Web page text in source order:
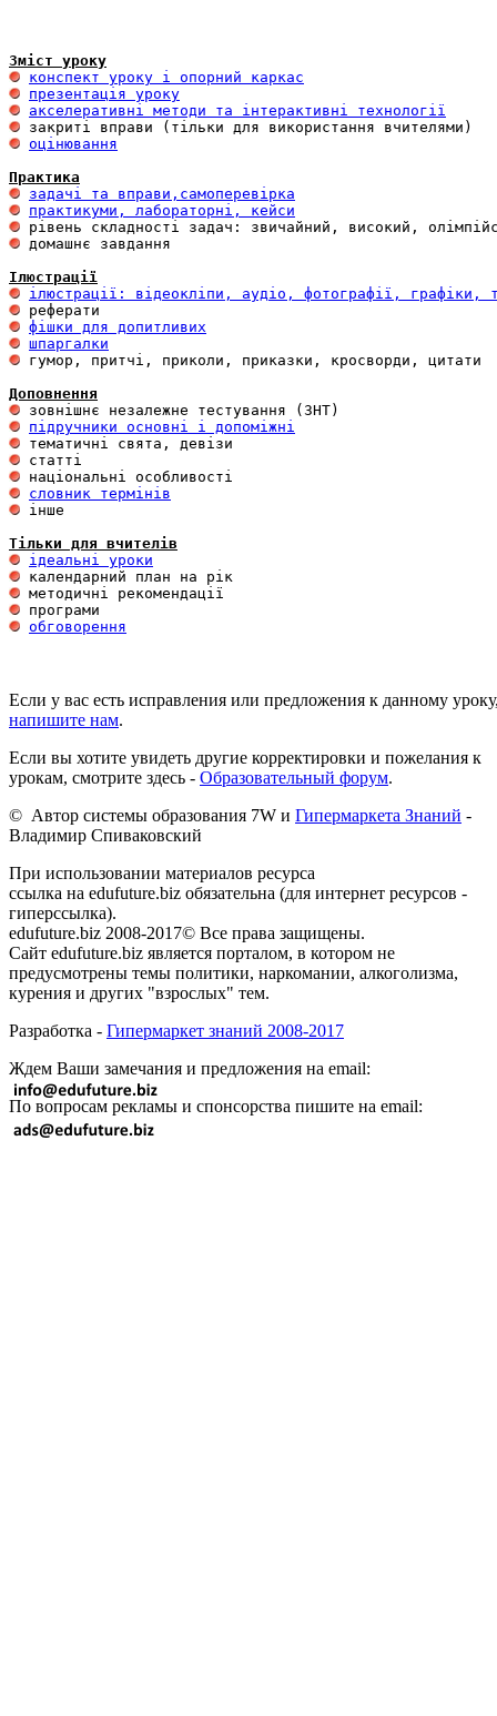
Зміст уроку
конспект уроку і опорний каркас
презентація уроку
акселеративні методи та інтерактивні технології
оцінювання
Практика
задачі та вправи,самоперевірка
практикуми, лабораторні, кейси
домашнє завдання
Ілюстрації
ілюстрації: відеокліпи, аудіо, фотографії, графіки,
фішки для допитливих
шпаргалки
гумор, притчі, приколи, приказки, кросворди, цитати
Доповнення
підручники основні і допоміжні
словник термінів
інше
Тільки для вчителів
ідеальні уроки
обговорення
Если у вас есть исправления или предложения к данному
напишите нам.
Если вы хотите увидеть другие корректировки и пожелания к
урокам, смотрите здесь - Образовательный форум.
© Автор системы образования 7W и Гипермаркета Знаний -
Владимир Спиваковский
При использовании материалов ресурса
ссылка на edufuture.biz обязательна (для интернет ресурсов -
гиперссылка).
edufuture.biz 2008-2017© Все права защищены.
Сайт edufuture.biz является порталом, в котором не
предусмотрены темы политики, наркомании, алкоголизма,
курения и других "взрослых" тем.
Разработка - Гипермаркет знаний 2008-2017
Ждем Ваши замечания и предложения на email:
По вопросам рекламы и спонсорства пишите на email: